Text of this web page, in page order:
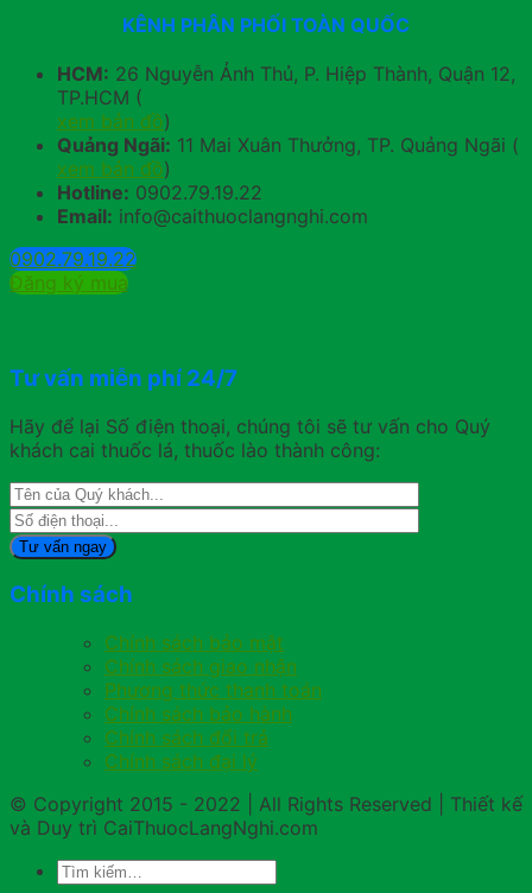
KÊNH PHÂN PHỐI TOÀN QUỐC
HCM: 26 Nguyễn Ảnh Thủ, P. Hiệp Thành, Quận 12,
TP.HCM (
xem bản đồ)
Quảng Ngãi: 11 Mai Xuân Thưởng, TP. Quảng Ngãi (
xem bản đồ)
Hotline: 0902.79.19.22
Email: info@caithuoclangnghi.com
0902.79.19.22
Đăng ký mua
Tư vấn miễn phí 24/7
Hãy để lại Số điện thoại, chúng tôi sẽ tư vấn cho Quý
khách cai thuốc lá, thuốc lào thành công:
Chính sách
Chính sách bảo mật
Chính sách giao nhận
Phương thức thanh toán
Chính sách bảo hành
Chính sách đổi trả
Chính sách đại lý
© Copyright 2015 - 2022 | All Rights Reserved | Thiết kế
và Duy trì CaiThuocLangNghi.com